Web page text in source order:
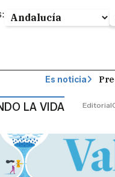
Es noticia
LA VIDA Editorial